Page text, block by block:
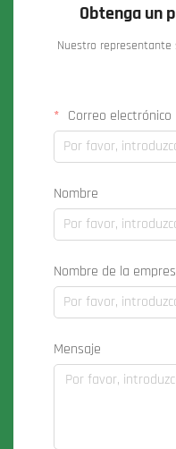
Obtenga un
Nuestro
Correo electrónico
Nombre
Nombre de la
Mensaje